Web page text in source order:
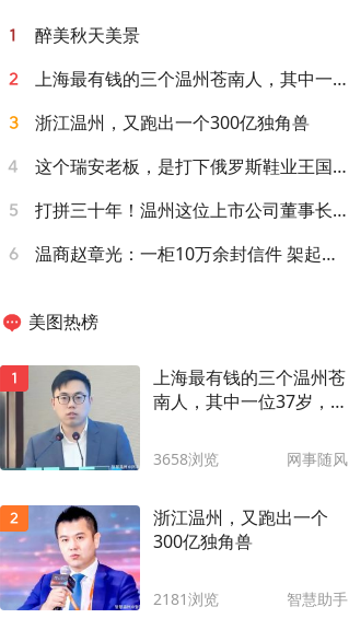
1 醉美秋天美景
2 上海最有钱的三个温州苍南人，其中一位37岁，快看看都是谁
3 浙江温州，又跑出一个300亿独角兽
4 这个瑞安老板，是打下俄罗斯鞋业王国的第一牛人
5 打拼三十年！温州这位上市公司董事长从油漆工到电器柜行业巨匠
6 温商赵章光：一柜10万余封信件 架起与客户信任的桥梁
 美图热榜
1
上海最有钱的三个温州苍
南人，其中一位37岁，快
3658浏览 网事随风
2
浙江温州，又跑出一个
300亿独角兽
2181浏览 智慧助手